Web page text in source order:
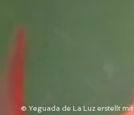
© Yeguada de La Luz erstellt mit